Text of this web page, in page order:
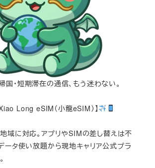
国・短期滞在の通信、もう迷わない。
Long eSIM（小龍eSIM）】
域に対応。アプリやSIMの差し替えは不
ータ使い放題から現地キャリア公式プラ